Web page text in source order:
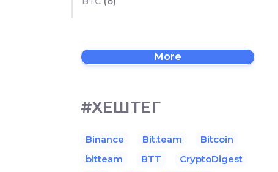
More
#ХЕШТЕГ
Binance Bit.team
Bitcoin
bitteam
BTT
CryptoDigest